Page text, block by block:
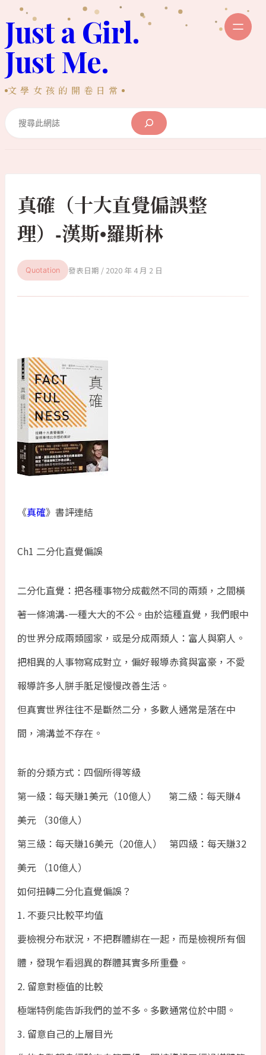
至
主
內
容
Just a Girl.
Just Me.
文學女孩的開卷日常
真確（十大直覺偏誤整
理）-漢斯•羅斯林
Quotation 2020 年 4 月 2 日
《真確》書評連結
Ch1 二分化直覺偏誤
二分化直覺：把各種事物分成截然不同的兩類，之間橫
著一條鴻溝-一種大大的不公。由於這種直覺，我們眼中
的世界分成兩類國家，或是分成兩類人：富人與窮人。
把相異的人事物寫成對立，偏好報導赤貧與富豪，不愛
報導許多人胼手胝足慢慢改善生活。
但真實世界往往不是斷然二分，多數人通常是落在中
間，鴻溝並不存在。
新的分類方式：四個所得等級
第一級：每天賺1美元（10億人） 第二級：每天賺4
美元 （30億人）
第三級：每天賺16美元（20億人） 第四級：每天賺32
美元 （10億人）
如何扭轉二分化直覺偏誤？
1. 不要只比較平均值
要檢視分布狀況，不把群體綁在一起，而是檢視所有個
體，發現乍看迥異的群體其實多所重疊。
2. 留意對極值的比較
極端特例能告訴我們的並不多。多數通常位於中間。
3. 留意自己的上層目光